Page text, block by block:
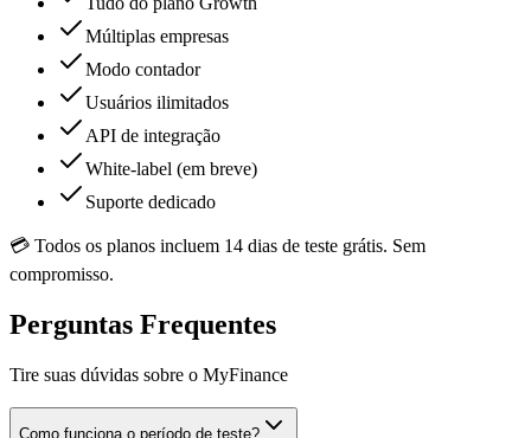
Múltiplas empresas
Modo contador
Usuários ilimitados
API de integração
White-label (em breve)
Suporte dedicado
💳 Todos os planos incluem 14 dias de teste grátis. Sem
compromisso.
Perguntas Frequentes
Tire suas dúvidas sobre o MyFinance
Como funciona o período de teste?